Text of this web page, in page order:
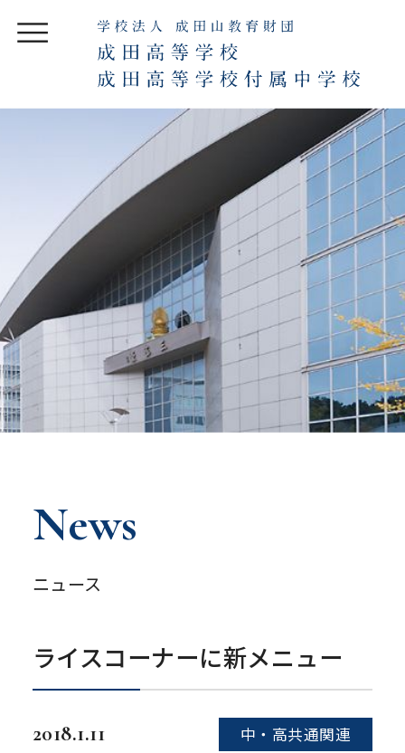
News
ニュース
ライスコーナーに新メニュー
2018.1.11 中・高共通関連